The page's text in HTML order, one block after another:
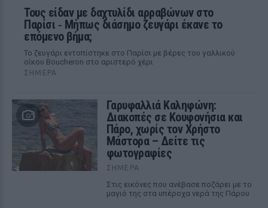
Τους είδαν με δαχτυλίδι αρραβώνων στο
Παρίσι ‑ Μήπως διάσημο ζευγάρι έκανε το
επόμενο βήμα;
Το ζευγάρι εντοπίστηκε στο Παρίσι με βέρες του γαλλικού
οίκου Boucheron στο αριστερό χέρι
ΣΉΜΕΡΑ
Γαρυφαλλιά Καληφώνη:
Διακοπές σε Κουφονήσια και
Πάρο, χωρίς τον Χρήστο
Μάστορα – Δείτε τις
φωτογραφίες
ΣΉΜΕΡΑ
Στις εικόνες που ανέβασε ποζάρει με το
μαγιό της στα υπέροχα νερά της Πάρου